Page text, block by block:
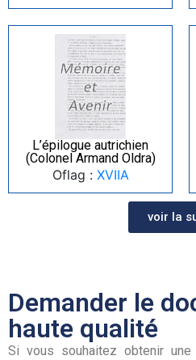
L’épilogue autrichien
(Colonel Armand Oldra)
Oflag : XVIIA
voir la
Demander le
haute qualité
Si vous souhaitez obtenir une